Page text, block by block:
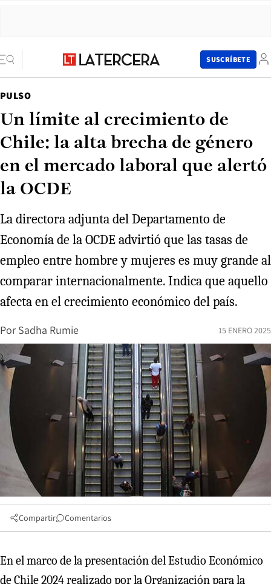
SUSCRÍBETE
PULSO
Un límite al crecimiento de
Chile: la alta brecha de género
en el mercado laboral que alertó
la OCDE
La directora adjunta del Departamento de
Economía de la OCDE advirtió que las tasas de
empleo entre hombre y mujeres es muy grande al
comparar internacionalmente. Indica que aquello
afecta en el crecimiento económico del país.
Por Sadha Rumie 15 ENERO 2025
Compartir Comentarios
En el marco de la presentación del Estudio Económico
de Chile 2024 realizado por la Organización para la